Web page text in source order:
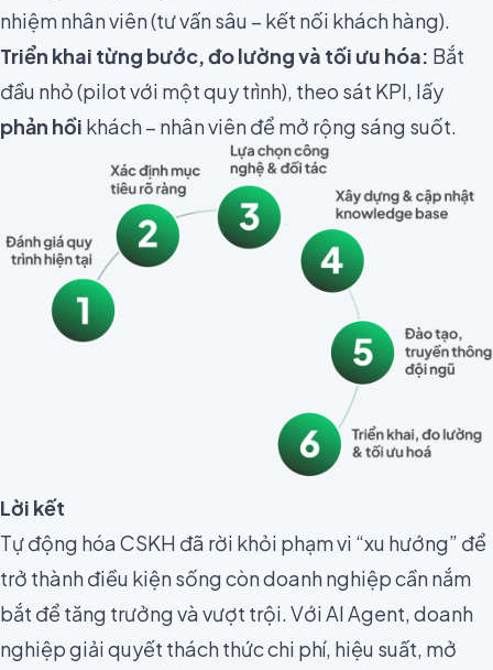
nhiệm nhân viên (tư vấn sâu – kết nối khách hàng).
Triển khai từng bước, đo lường và tối ưu hóa: Bắt
đầu nhỏ (pilot với một quy trình), theo sát KPI, lấy
phản hồi khách – nhân viên để mở rộng sáng suốt.
Lời kết
Tự động hóa CSKH đã rời khỏi phạm vi “xu hướng” để
trở thành điều kiện sống còn doanh nghiệp cần nắm
bắt để tăng trưởng và vượt trội. Với AI Agent, doanh
nghiệp giải quyết thách thức chi phí, hiệu suất, mở